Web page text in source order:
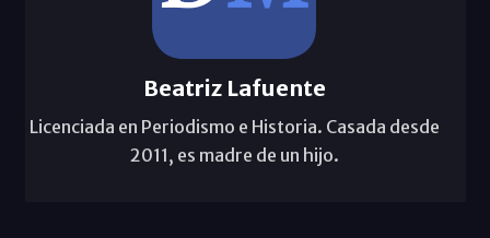
Beatriz Lafuente
Licenciada en Periodismo e Historia. Casada desde
2011, es madre de un hijo.